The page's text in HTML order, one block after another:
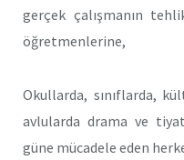
gerçek çalışmanın
öğretmenlerine,
Okullarda, sınıflarda,
avlularda drama ve
güne mücadele eden